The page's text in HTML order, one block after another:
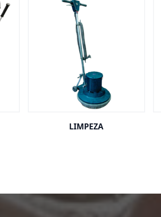
LIMPEZA